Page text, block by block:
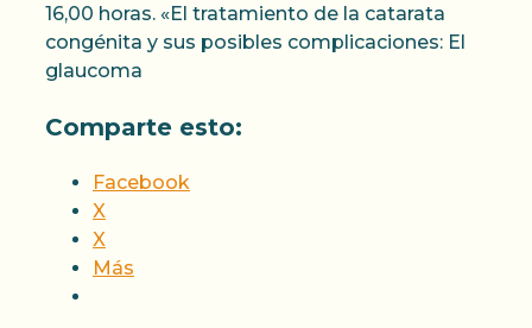
16,00 horas. «El tratamiento de la catarata
congénita y sus posibles complicaciones: El
glaucoma
Comparte esto:
Facebook
X
X
Más